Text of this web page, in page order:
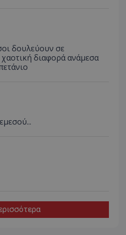
δουλεύουν σε
διαφορά ανάμεσα